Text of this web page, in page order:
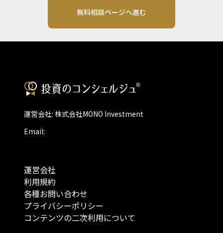
無料相談ページへ進む
運営会社: 株式会社MONO Investment
Email:
運営会社
利用規約
各種お問い合わせ
プライバシーポリシー
コンテンツの二次利用について